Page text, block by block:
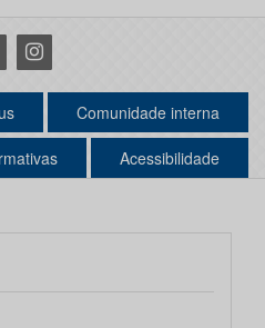
Instagram
Comunidade interna
Acessibilidade